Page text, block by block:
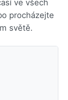
ve všech
procházejte
světě.